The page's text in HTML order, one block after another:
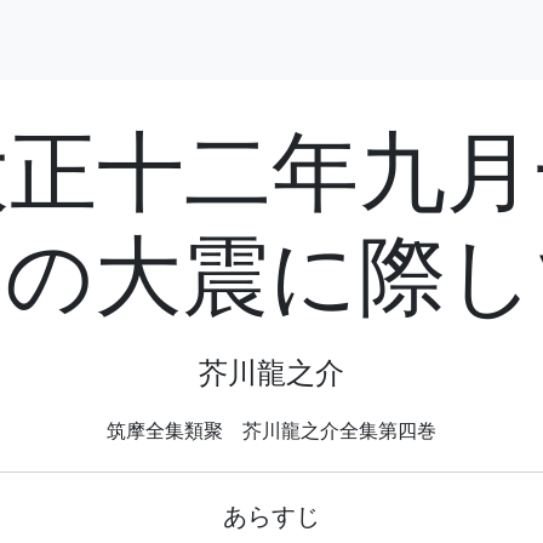
十二年九
大震に際
芥川龍之介
筑摩全集類聚 芥川龍之介全集第四巻
あらすじ